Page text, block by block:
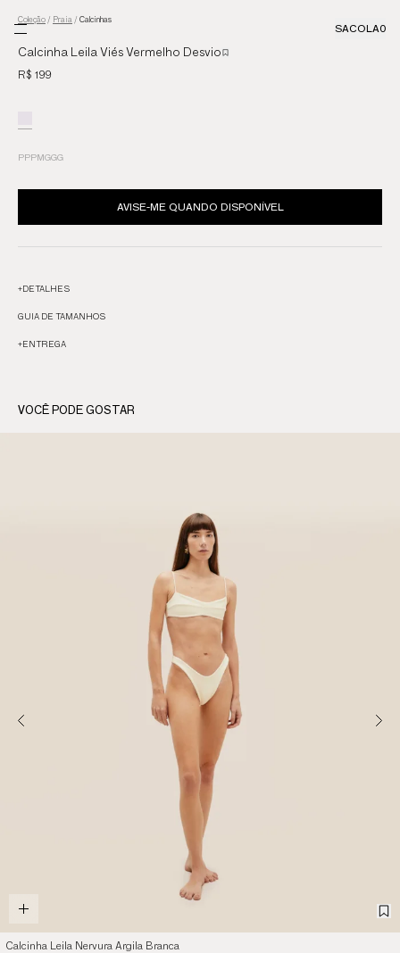
SACOLA0
Coleção / Praia / Calcinhas
Calcinha Leila Viés Vermelho Desvio
R$ 199
PPPMGGG
AVISE-ME QUANDO DISPONÍVEL
+DETALHES
GUIA DE TAMANHOS
+ENTREGA
VOCÊ PODE GOSTAR
Calcinha Leila Nervura Argila Branca